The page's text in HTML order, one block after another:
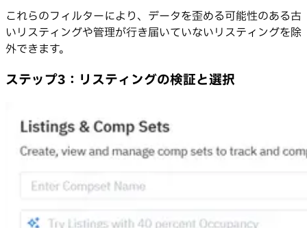
これらのフィルターにより、データを歪める可能性のある古
いリスティングや管理が行き届いていないリスティングを除
外できます。
ステップ3：リスティングの検証と選択